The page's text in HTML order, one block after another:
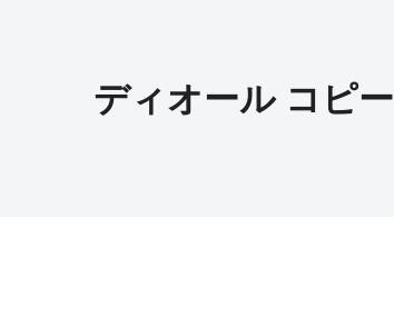
ディオール コピー